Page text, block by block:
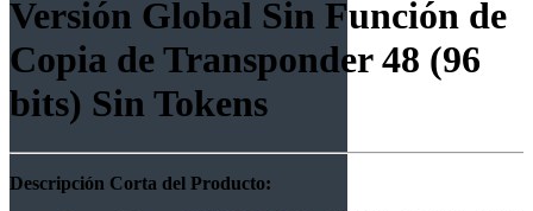
Versión Global Sin Función de
Copia de Transponder 48 (96
bits) Sin Tokens
Descripción Corta del Producto: